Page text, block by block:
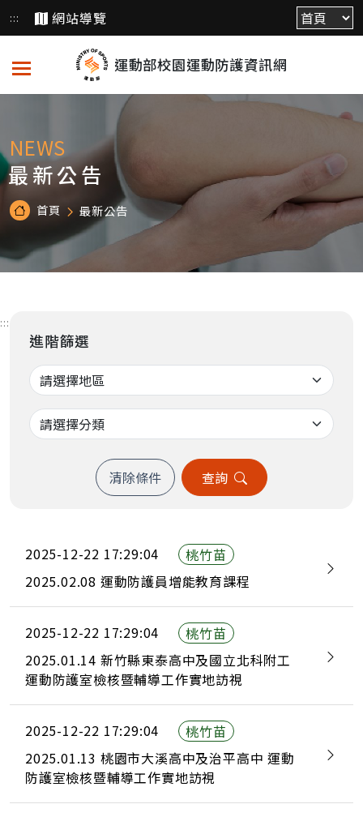
:::
跳
到
主
要
內
網站導覽
運動部校園運動防護資訊網
NEWS
最新公告
首頁 最新公告
:::
進階篩選
清除條件 查詢
2025-12-22 17:29:04
桃竹苗
2025.02.08 運動防護員增能教育課程
2025-12-22 17:29:04
桃竹苗
2025.01.14 新竹縣東泰高中及國立北科附工
運動防護室檢核暨輔導工作實地訪視
2025-12-22 17:29:04
桃竹苗
2025.01.13 桃園市大溪高中及治平高中 運動
防護室檢核暨輔導工作實地訪視